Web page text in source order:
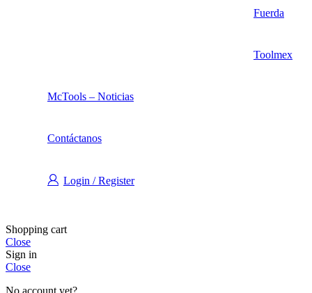
Fuerda
Toolmex
McTools – Noticias
Contáctanos
Login / Register
Shopping cart
Close
Sign in
Close
No account yet?